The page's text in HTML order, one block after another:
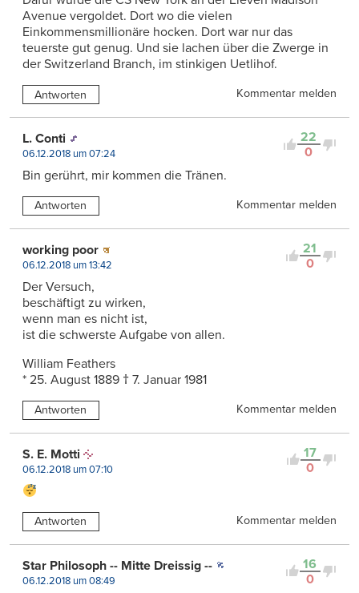
Avenue vergoldet. Dort wo die vielen
Einkommensmillionäre hocken. Dort war nur das
teuerste gut genug. Und sie lachen über die Zwerge in
der Switzerland Branch, im stinkigen Uetlihof.
Antworten Kommentar melden
22
0
L. Conti
06.12.2018 um 07:24
Bin gerührt, mir kommen die Tränen.
Antworten Kommentar melden
21
0
working poor
06.12.2018 um 13:42
Der Versuch,
beschäftigt zu wirken,
wenn man es nicht ist,
ist die schwerste Aufgabe von allen.
William Feathers
* 25. August 1889 † 7. Januar 1981
Antworten Kommentar melden
17
0
S. E. Motti
06.12.2018 um 07:10
Antworten Kommentar melden
16
0
Star Philosoph -- Mitte Dreissig --
06.12.2018 um 08:49